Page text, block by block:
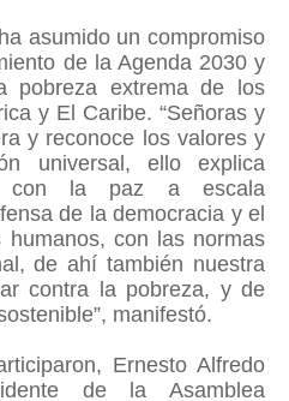
asumido un compromiso
de la Agenda 2030 y
pobreza extrema de los
y El Caribe. “Señoras y
y reconoce los valores y
universal, ello explica
con la paz a escala
de la democracia y el
con las normas
de ahí también nuestra
contra la pobreza, y de
manifestó.
Ernesto Alfredo
de la Asamblea